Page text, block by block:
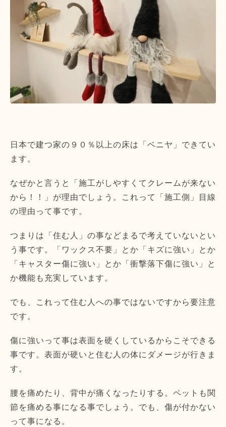
日本で建つ家の９０％以上の床は「ベニヤ」できてい
ます。
なぜかと言うと「施工がしやすくてクレームが来ない
から！！」が理由でしょう。これって「施工側」目線
の理由って事です。
つまりは「住む人」の事などまるで考えていないとい
う事です。「ワックス不要」とか「キズに強い」とか
「キャスター傷に強い」とか「衝撃落下傷に強い」と
か機能も充実しています。
でも、これって住む人への事ではないですから要注意
です。
傷に強いって事は表面を硬くしているからこそできる
事です。表面が硬いと住む人の体にダメージが行きま
す。
腰を痛めたり、背中が痛くなったりする。ペットも関
節を痛める事になる事でしょう。でも、傷が付かない
って事になる。